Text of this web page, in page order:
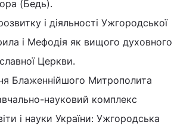
(Бедь).
і діяльності Ужгородської
і Мефодія як вищого духовного
Церкви.
Блаженнійшого Митрополита
науковий комплекс
і науки України: Ужгородська